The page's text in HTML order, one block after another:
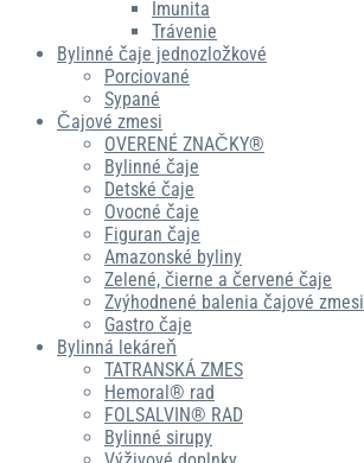
Imunita
Trávenie
Bylinné čaje jednozložkové
Porciované
Sypané
Čajové zmesi
OVERENÉ ZNAČKY®
Bylinné čaje
Detské čaje
Ovocné čaje
Figuran čaje
Amazonské byliny
Zelené, čierne a červené čaje
Zvýhodnené balenia čajové zmesi
Gastro čaje
Bylinná lekáreň
TATRANSKÁ ZMES
Hemoral® rad
FOLSALVIN® RAD
Bylinné sirupy